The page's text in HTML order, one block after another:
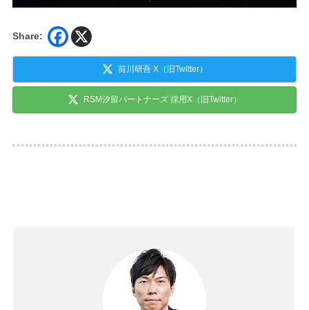
Share:
前川研吾 X（旧Twitter）
RSM汐留パートナーズ 採用X（旧Twitter）